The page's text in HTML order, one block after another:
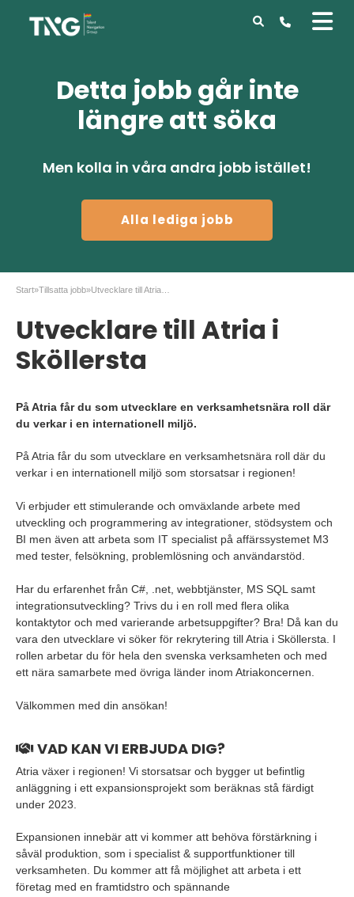
Detta jobb går inte
längre att söka
Men kolla in våra andra jobb istället!
Alla lediga jobb
Start»Tillsatta jobb»
Utvecklare till Atria i
Sköllersta
På Atria får du som utvecklare en verksamhetsnära roll där
du verkar i en internationell miljö.
På Atria får du som utvecklare en verksamhetsnära roll där du
verkar i en internationell miljö som storsatsar i regionen!
Vi erbjuder ett stimulerande och omväxlande arbete med
utveckling och programmering av integrationer, stödsystem och
BI men även att arbeta som IT specialist på affärssystemet M3
med tester, felsökning, problemlösning och användarstöd.
Har du erfarenhet från C#, .net, webbtjänster, MS SQL samt
integrationsutveckling? Trivs du i en roll med flera olika
kontaktytor och med varierande arbetsuppgifter? Bra! Då kan du
vara den utvecklare vi söker för rekrytering till Atria i Sköllersta. I
rollen arbetar du för hela den svenska verksamheten och med
ett nära samarbete med övriga länder inom Atriakoncernen.
Välkommen med din ansökan!
VAD KAN VI ERBJUDA DIG?
Atria växer i regionen! Vi storsatsar och bygger ut befintlig
anläggning i ett expansionsprojekt som beräknas stå färdigt
under 2023.
Expansionen innebär att vi kommer att behöva förstärkning i
såväl produktion, som i specialist & supportfunktioner till
verksamheten. Du kommer att få möjlighet att arbeta i ett
företag med en framtidstro och spännande